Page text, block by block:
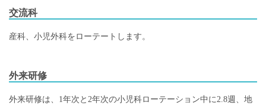
交流科
産科、小児外科をローテートします。
外来研修
外来研修は、1年次と2年次の小児科ローテーション中に2.8週、地